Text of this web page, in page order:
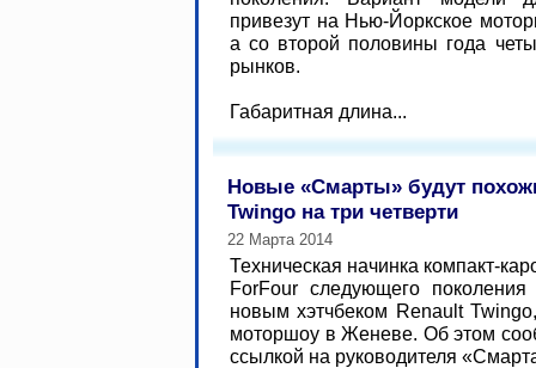
привезут на Нью-Йоркское
а со второй половины года
рынков.
Габаритная длина...
Новые «Смарты» будут
Twingo на три четверти
22 Марта 2014
Техническая начинка компакт-
ForFour следующего
новым хэтчбеком Renault
моторшоу в Женеве. Об этом
ссылкой на руководителя